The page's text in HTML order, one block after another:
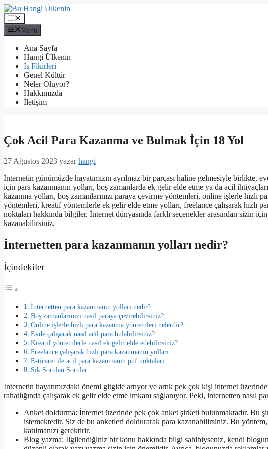
İçeriğe
atla
Menü
Menü
Ana Sayfa
Hangi Ülkenin
İş Fikirleri
Genel Kültür
Neler Oluyor?
Hakkımızda
İletişim
Çok Acil Para Kazanma ve Bulmak İçin 18 Yol
27 Ağustos 2023 yazarhangi
İnternetin günümüzde hayatımızın ayrılmaz bir parçası haline gelmesiyle birlikte,
için para kazanmanın yolları, boş zamanlarda ek gelir elde etme ya da acil
kazanma yolları, boş zamanlarınızı paraya çevirme yöntemleri, online işlerle hızlı
yöntemleri, kreatif yöntemlerle ek gelir elde etme yolları, freelance çalışarak hızlı
noktaları hakkında bilgiler. İnternet dünyasında farklı seçenekler arasından sizin
kazanabilirsiniz.
İnternetten para kazanmanın yolları nedir?
İçindekiler
İnternetten para kazanmanın yolları nedir?
Boş zamanlarınızı nasıl paraya çevirebilirsiniz?
Online işlerle hızlı para kazanma yöntemleri nelerdir?
Evde çalışarak nasıl acil para bulabilirsiniz?
Kreatif yöntemlerle nasıl ek gelir elde edebilirsiniz?
Freelance çalışarak hızlı para kazanmanın yolları
E-ticaret ile acil para kazanmanın püf noktaları
Sık Sorulan Sorular
İnternetin hayatımızdaki önemi gitgide artıyor ve artık pek çok kişi internet
rahatlığında çalışarak ek gelir elde etme imkanı sağlanıyor. Peki, internetten nasıl
Anket doldurma: İnternet üzerinde pek çok anket şirketi bulunmaktadır. Bu
istemektedir. Siz de bu anketleri doldurarak para kazanabilirsiniz. Bu
katılmanızı gerektirir.
Blog yazma: İlgilendiğiniz bir konu hakkında bilgi sahibiyseniz, kendi